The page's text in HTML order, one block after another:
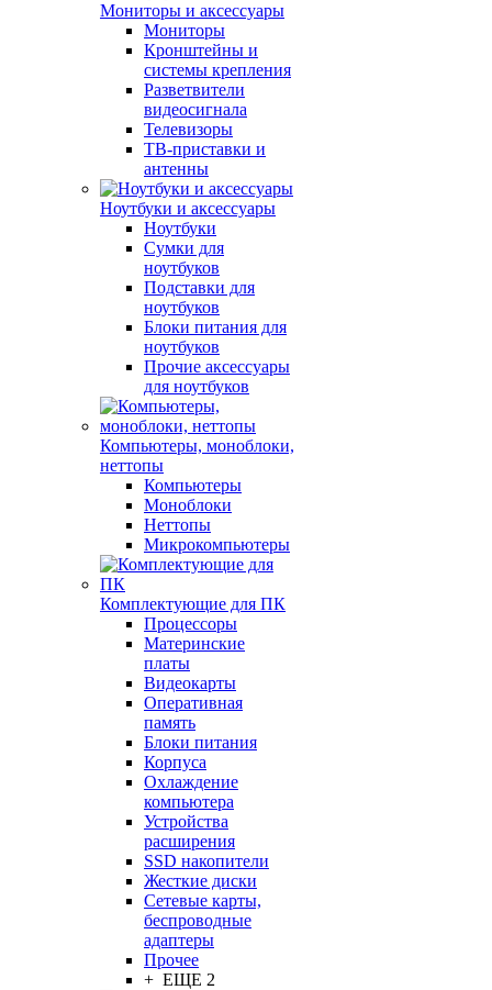
Мониторы и аксессуары
Мониторы
Кронштейны и
системы крепления
Разветвители
видеосигнала
Телевизоры
ТВ-приставки и
антенны
Ноутбуки и аксессуары
Ноутбуки
Сумки для
ноутбуков
Подставки для
ноутбуков
Блоки питания для
ноутбуков
Прочие аксессуары
для ноутбуков
Компьютеры, моноблоки,
неттопы
Компьютеры
Моноблоки
Неттопы
Микрокомпьютеры
Комплектующие для ПК
Процессоры
Материнские
платы
Видеокарты
Оперативная
память
Блоки питания
Корпуса
Охлаждение
компьютера
Устройства
расширения
SSD накопители
Жесткие диски
Сетевые карты,
беспроводные
адаптеры
Прочее
+ ЕЩЕ 2